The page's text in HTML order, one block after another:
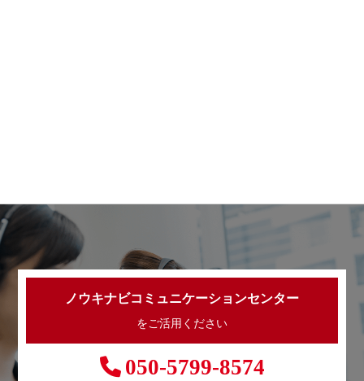
ノウキナビコミュニケーションセンター
をご活用ください
050-5799-8574